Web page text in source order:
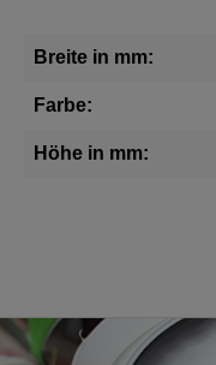
Breite in mm:
Farbe:
Höhe in mm: